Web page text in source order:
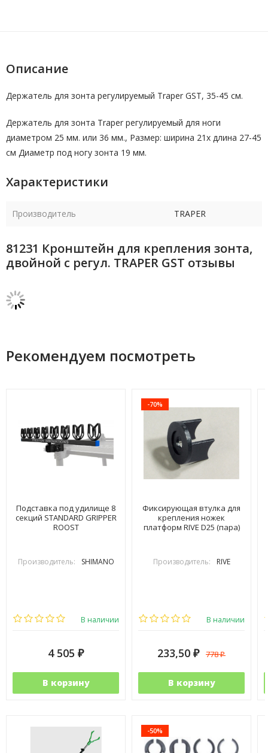
Описание
Держатель для зонта регулируемый Traper GST, 35-45 см.
Держатель для зонта Traper регулируемый для ноги
диаметром 25 мм. или 36 мм., Размер: ширина 21x длина 27-45
см Диаметр под ногу зонта 19 мм.
Характеристики
Производитель TRAPER
81231 Кронштейн для крепления зонта,
двойной с регул. TRAPER GST отзывы
Рекомендуем посмотреть
Подставка под удилище 8
секций STANDARD GRIPPER
ROOST
Производитель: SHIMANO
В наличии
4 505 ₽
В корзину
-70%
Фиксирующая втулка для
крепления ножек
платформ RIVE D25 (пара)
Производитель: RIVE
В наличии
233,50 ₽ 778₽
В корзину
-50%